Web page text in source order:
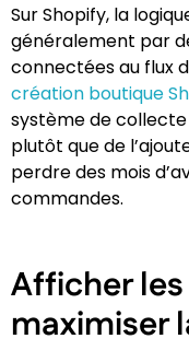
Sur Shopify, la
généralement par
connectées au flux
création boutique
système de
plutôt que de
perdre des mois
commandes.
Afficher
maximiser